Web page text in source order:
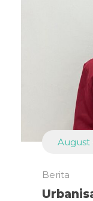
August
Berita